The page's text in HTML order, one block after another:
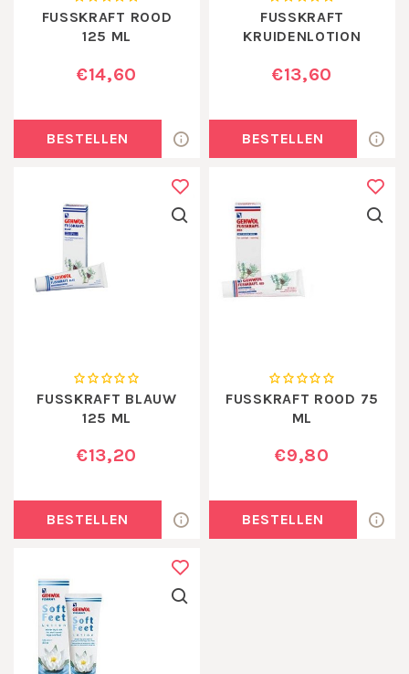
FUSSKRAFT ROOD
125 ML
€14,60
BESTELLEN
FUSSKRAFT
KRUIDENLOTION
€13,60
BESTELLEN
FUSSKRAFT BLAUW
125 ML
€13,20
BESTELLEN
FUSSKRAFT ROOD 75
ML
€9,80
BESTELLEN